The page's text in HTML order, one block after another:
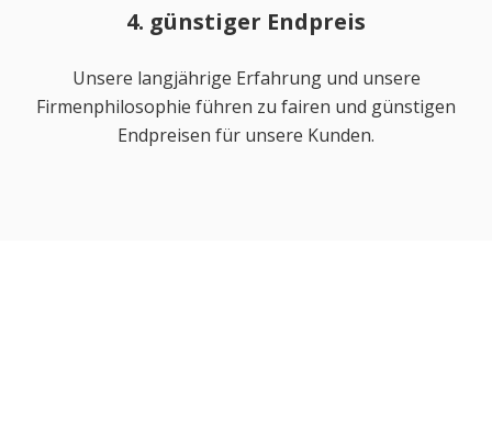
4. günstiger Endpreis
Unsere langjährige Erfahrung und unsere
Firmenphilosophie führen zu fairen und günstigen
Endpreisen für unsere Kunden.